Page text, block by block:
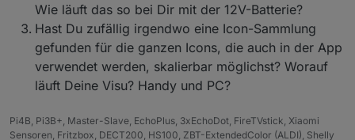
Wie läuft das so bei Dir mit der 12V-Batterie?
Hast Du zufällig irgendwo eine Icon-Sammlung
gefunden für die ganzen Icons, die auch in der App
verwendet werden, skalierbar möglichst? Worauf
läuft Deine Visu? Handy und PC?
Pi4B, Pi3B+, Master-Slave, EchoPlus, 3xEchoDot, FireTVstick, Xiaomi
Sensoren, Fritzbox, DECT200, HS100, ZBT-ExtendedColor (ALDI), Shelly